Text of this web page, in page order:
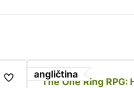
angličtina
The One Ring RPG: